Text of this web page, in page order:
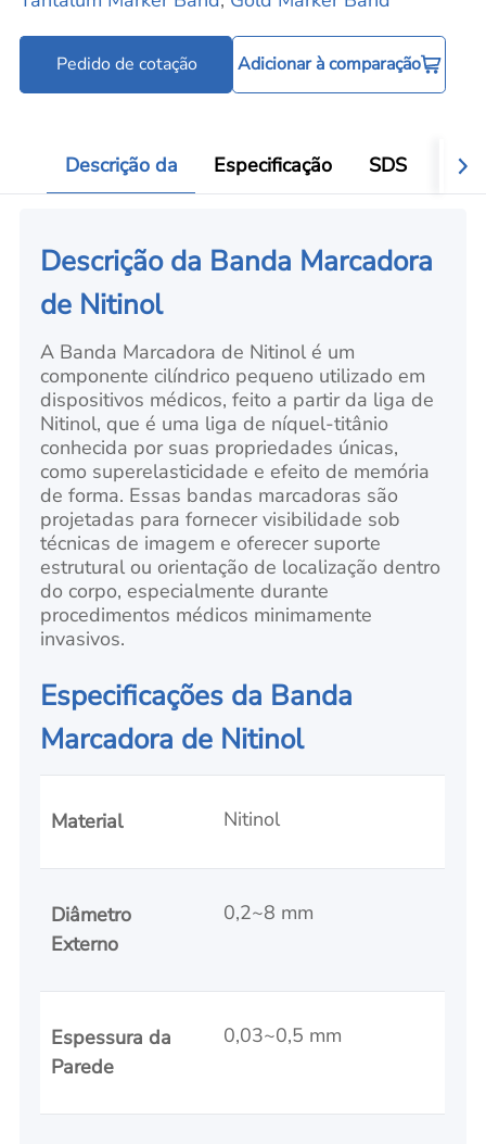
Pedido de cotação Adicionar à comparação
Descrição da Especificação SDS
Descrição da Banda Marcadora
de Nitinol
A Banda Marcadora de Nitinol é um
componente cilíndrico pequeno utilizado em
dispositivos médicos, feito a partir da liga de
Nitinol, que é uma liga de níquel-titânio
conhecida por suas propriedades únicas,
como superelasticidade e efeito de memória
de forma. Essas bandas marcadoras são
projetadas para fornecer visibilidade sob
técnicas de imagem e oferecer suporte
estrutural ou orientação de localização dentro
do corpo, especialmente durante
procedimentos médicos minimamente
invasivos.
Especificações da Banda
Marcadora de Nitinol
Material Nitinol
Diâmetro
Externo
0,2~8 mm
Espessura da
Parede
0,03~0,5 mm